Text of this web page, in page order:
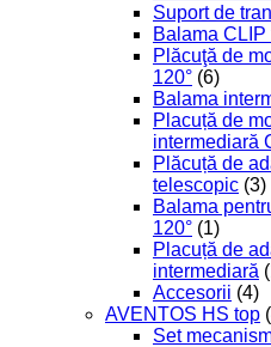
Suport de
Balama CLIP
Plăcuţă de
120° (6)
Balama
Placuță de
intermediară
Plăcuță de
telescopic (3)
Balama
120° (1)
Placuță de
intermediară
Accesorii (4)
AVENTOS HS top
Set